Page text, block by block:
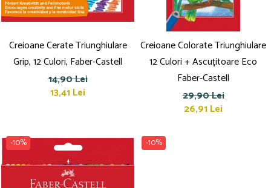
Creioane Cerate Triunghiulare
Grip, 12 Culori, Faber-Castell
14,90 Lei
13,41 Lei
Creioane Colorate Triunghiulare
12 Culori + Ascuțitoare Eco
Faber-Castell
29,90 Lei
26,91 Lei
-10% -10%